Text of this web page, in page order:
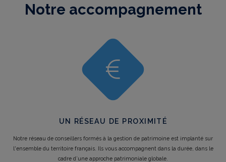
Notre accompagnement
UN RÉSEAU DE PROXIMITÉ
Notre réseau de conseillers formés à la gestion de patrimoine est implanté sur
l'ensemble du territoire français. Ils vous accompagnent dans la durée, dans le
cadre d’une approche patrimoniale globale.